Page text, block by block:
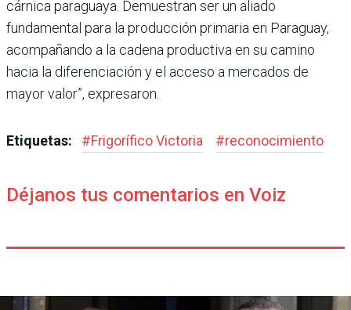
cárnica paraguaya. Demuestran ser un aliado
fundamental para la producción primaria en Paraguay,
acompañando a la cadena productiva en su camino
hacia la diferenciación y el acceso a mercados de
mayor valor”, expresaron.
Etiquetas: #Frigorífico Victoria #reconocimiento
Déjanos tus comentarios en Voiz